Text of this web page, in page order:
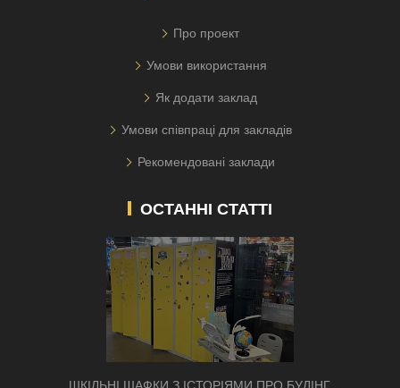
Про проект
Умови використання
Як додати заклад
Умови співпраці для закладів
Рекомендовані заклади
ОСТАННІ СТАТТІ